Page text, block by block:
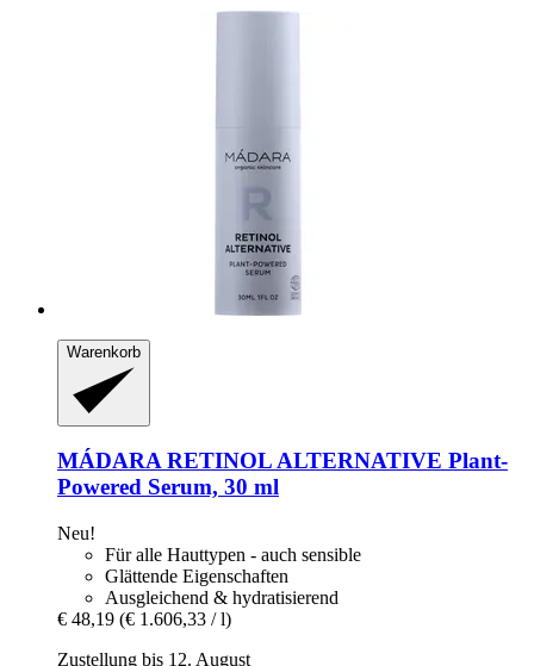
Warenkorb
MÁDARARETINOL ALTERNATIVE Plant-​
Powered Serum, 30 ml
Neu!
Für alle Hauttypen - auch sensible
Glättende Eigenschaften
Ausgleichend & hydratisierend
€ 48,19 (€ 1.606,33 / l)
Zustellung bis 12. August